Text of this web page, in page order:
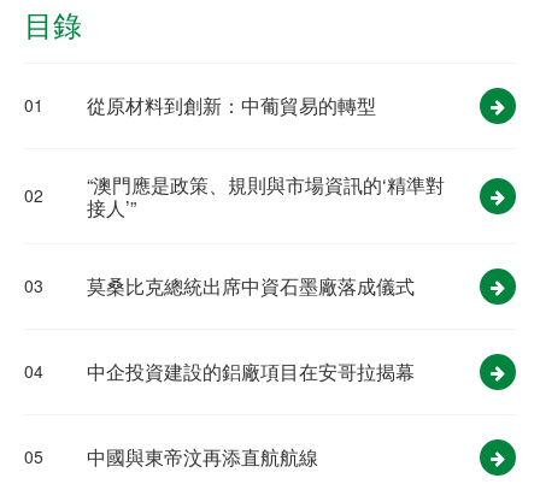
目錄
01 從原材料到創新：中葡貿易的轉型
02
“澳門應是政策、規則與市場資訊的‘精準對
接人’”
03 莫桑比克總統出席中資石墨廠落成儀式
04 中企投資建設的鋁廠項目在安哥拉揭幕
05 中國與東帝汶再添直航航線